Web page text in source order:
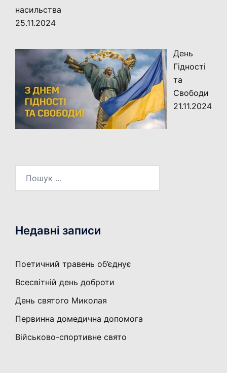
насильства
25.11.2024
День
Гідності
та
Свободи
21.11.2024
Недавні записи
Поетичний травень об’єднує
Всесвітній день доброти
День святого Миколая
Первинна домедична допомога
Військово-спортивне свято